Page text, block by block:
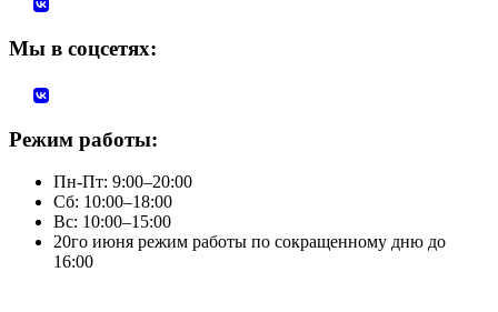
Мы в соцсетях:
Режим работы:
Пн-Пт: 9:00–20:00
Сб: 10:00–18:00
Вс: 10:00–15:00
20го июня режим работы по сокращенному дню до
16:00